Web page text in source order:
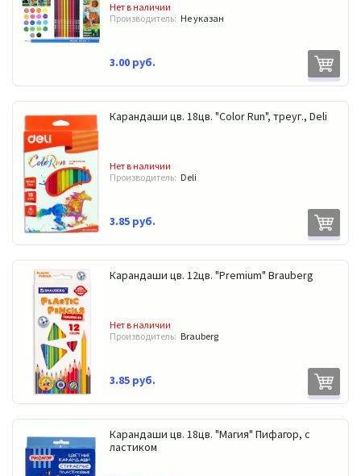
Нет в наличии
Производитель: Не указан
3.00 руб.
Карандаши цв. 18цв. "Color Run", треуг., Deli
Нет в наличии
Производитель: Deli
3.85 руб.
Карандаши цв. 12цв. "Premium" Brauberg
Нет в наличии
Производитель: Brauberg
3.85 руб.
Карандаши цв. 18цв. "Магия" Пифагор, с
ластиком